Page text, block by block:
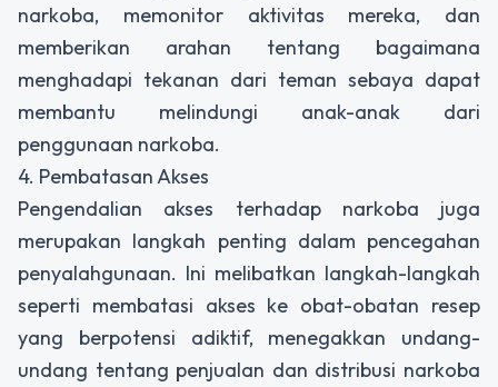
narkoba, memonitor aktivitas mereka, dan
memberikan arahan tentang bagaimana
menghadapi tekanan dari teman sebaya dapat
membantu melindungi anak-anak dari
penggunaan narkoba.
4. Pembatasan Akses
Pengendalian akses terhadap narkoba juga
merupakan langkah penting dalam pencegahan
penyalahgunaan. Ini melibatkan langkah-langkah
seperti membatasi akses ke obat-obatan resep
yang berpotensi adiktif, menegakkan undang-
undang tentang penjualan dan distribusi narkoba